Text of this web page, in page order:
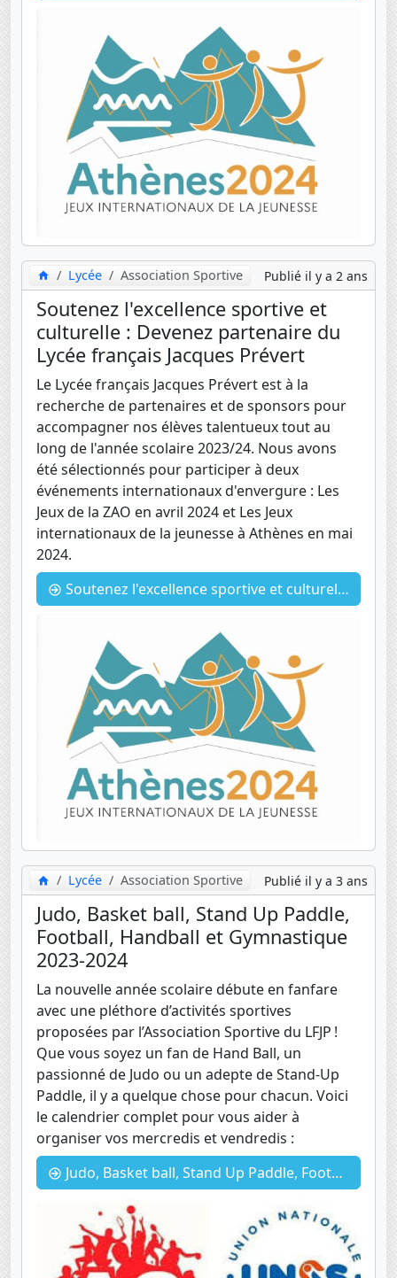
Lycée Association Sportive Publié il y a 2 ans
Soutenez l'excellence sportive et
culturelle : Devenez partenaire du
Lycée français Jacques Prévert
Le Lycée français Jacques Prévert est à la
recherche de partenaires et de sponsors pour
accompagner nos élèves talentueux tout au
long de l'année scolaire 2023/24. Nous avons
été sélectionnés pour participer à deux
événements internationaux d'envergure : Les
Jeux de la ZAO en avril 2024 et Les Jeux
internationaux de la jeunesse à Athènes en mai
2024.
Soutenez l'excellence sportive et culturelle : Devenez partenaire du Lycée français Jacques Prévert
Lycée Association Sportive Publié il y a 3 ans
Judo, Basket ball, Stand Up Paddle,
Football, Handball et Gymnastique
2023-2024
La nouvelle année scolaire débute en fanfare
avec une pléthore d’activités sportives
proposées par l’Association Sportive du LFJP !
Que vous soyez un fan de Hand Ball, un
passionné de Judo ou un adepte de Stand-Up
Paddle, il y a quelque chose pour chacun. Voici
le calendrier complet pour vous aider à
organiser vos mercredis et vendredis :
Judo, Basket ball, Stand Up Paddle, Football, Handball et Gymnastique 2023-2024